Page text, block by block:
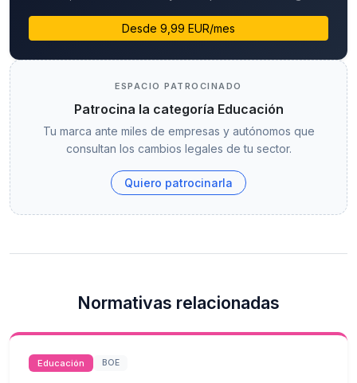
Desde 9,99 EUR/mes
ESPACIO PATROCINADO
Patrocina la categoría Educación
Tu marca ante miles de empresas y autónomos que
consultan los cambios legales de tu sector.
Quiero patrocinarla
Normativas relacionadas
Educación BOE